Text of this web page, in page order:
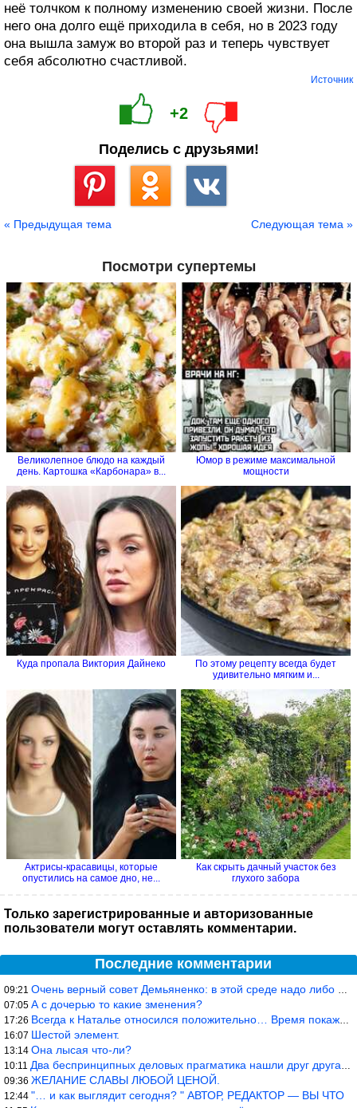
неё толчком к полному изменению своей жизни. После
него она долго ещё приходила в себя, но в 2023 году
она вышла замуж во второй раз и теперь чувствует
себя абсолютно счастливой.
Источник
+2
Поделись с друзьями!
« Предыдущая тема Следующая тема »
Посмотри супертемы
Великолепное блюдо на каждый
день. Картошка «Карбонара» в...
Юмор в режиме максимальной
мощности
Куда пропала Виктория Дайнеко
По этому рецепту всегда будет
удивительно мягким и...
Актрисы-красавицы, которые
опустились на самое дно, не...
Как cкрыть дачный участок без
глухого забора
Только зарегистрированные и авторизованные
пользователи могут оставлять комментарии.
Последние комментарии
09:21 Очень верный совет Демьяненко: в этой среде надо либо иметь зубы
07:05 А с дочерью то какие зменения?
17:26 Всегда к Наталье относился положительно… Время покажет, что буде
16:07 Шестой элемент.
13:14 Она лысая что-ли?
10:11 Два беспринципных деловых прагматика нашли друг друга и «остепен
09:36 ЖЕЛАНИЕ СЛАВЫ ЛЮБОЙ ЦЕНОЙ.
12:44 "… и как выглядит сегодня? " АВТОР, РЕДАКТОР — ВЫ ЧТО